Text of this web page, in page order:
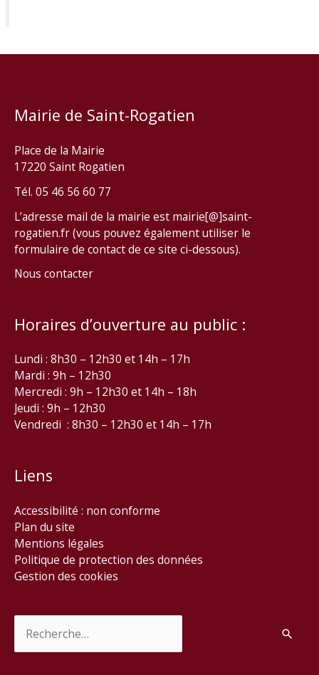
Mairie de Saint-Rogatien
Place de la Mairie
17220 Saint Rogatien
Tél. 05 46 56 60 77
L’adresse mail de la mairie est mairie[@]saint-
rogatien.fr (vous pouvez également utiliser le
formulaire de contact de ce site ci-dessous).
Nous contacter
Horaires d’ouverture au public :
Lundi : 8h30 – 12h30 et 14h – 17h
Mardi : 9h – 12h30
Mercredi : 9h – 12h30 et 14h – 18h
Jeudi : 9h – 12h30
Vendredi : 8h30 – 12h30 et 14h – 17h
Liens
Accessibilité : non conforme
Plan du site
Mentions légales
Politique de protection des données
Gestion des cookies